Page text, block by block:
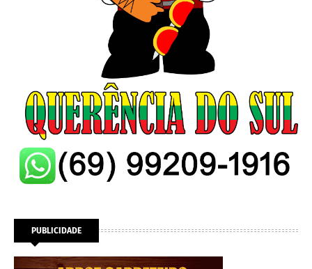
PUBLICIDADE